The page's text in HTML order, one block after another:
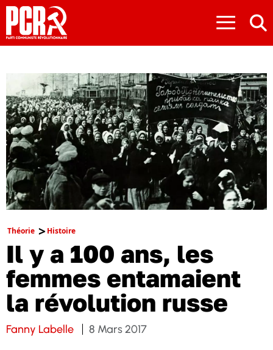
≡
Théorie Histoire
Il y a 100 ans, les
femmes entamaient
la révolution russe
Fanny Labelle 8 Mars 2017